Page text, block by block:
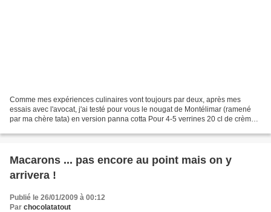
Comme mes expériences culinaires vont toujours par deux, après mes
essais avec l'avocat, j'ai testé pour vous le nougat de Montélimar (ramené
par ma chère tata) en version panna cotta Pour 4-5 verrines 20 cl de crème
Macarons ... pas encore au point mais on y
arrivera !
Publié le 26/01/2009 à 00:12
Par chocolatatout